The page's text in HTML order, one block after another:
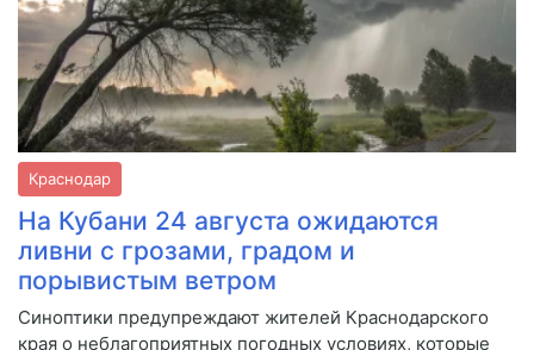
Краснодар
На Кубани 24 августа ожидаются
ливни с грозами, градом и
порывистым ветром
Синоптики предупреждают жителей Краснодарского
края о неблагоприятных погодных условиях, которые